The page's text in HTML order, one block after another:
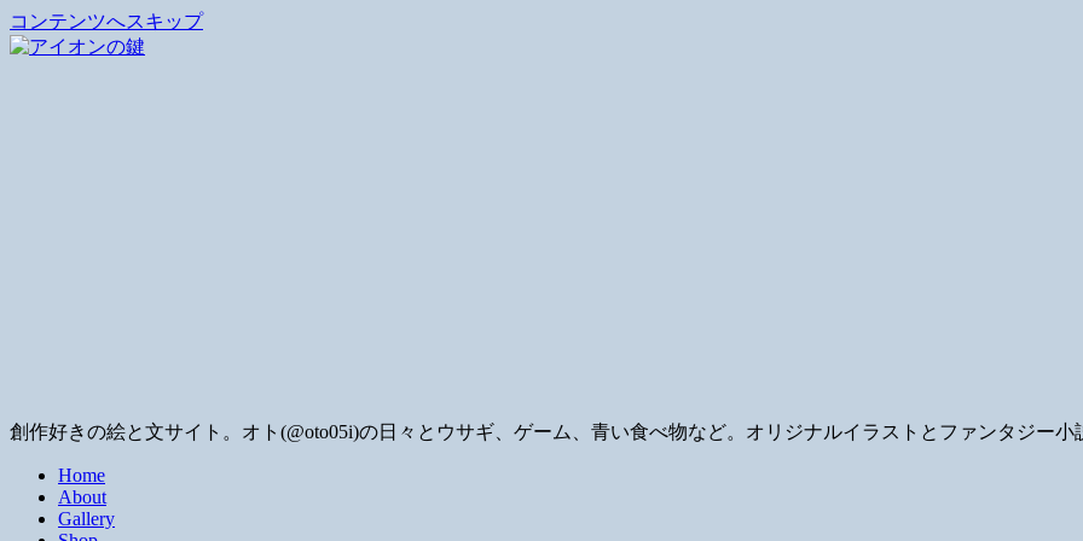
コンテンツへスキップ
創作好きの絵と文サイト。オト(@oto05i)の日々とウサギ、ゲーム、青い食べ物など。オリジナルイラストとファンタジー小
Home
About
Gallery